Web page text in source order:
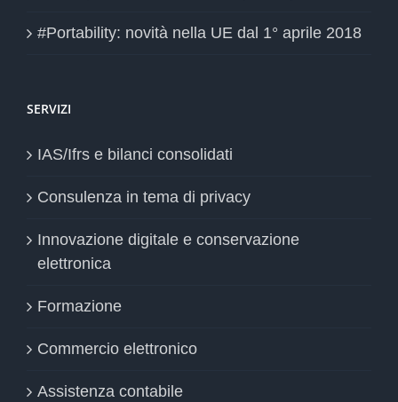
#Portability: novità nella UE dal 1° aprile 2018
SERVIZI
IAS/Ifrs e bilanci consolidati
Consulenza in tema di privacy
Innovazione digitale e conservazione
elettronica
Formazione
Commercio elettronico
Assistenza contabile